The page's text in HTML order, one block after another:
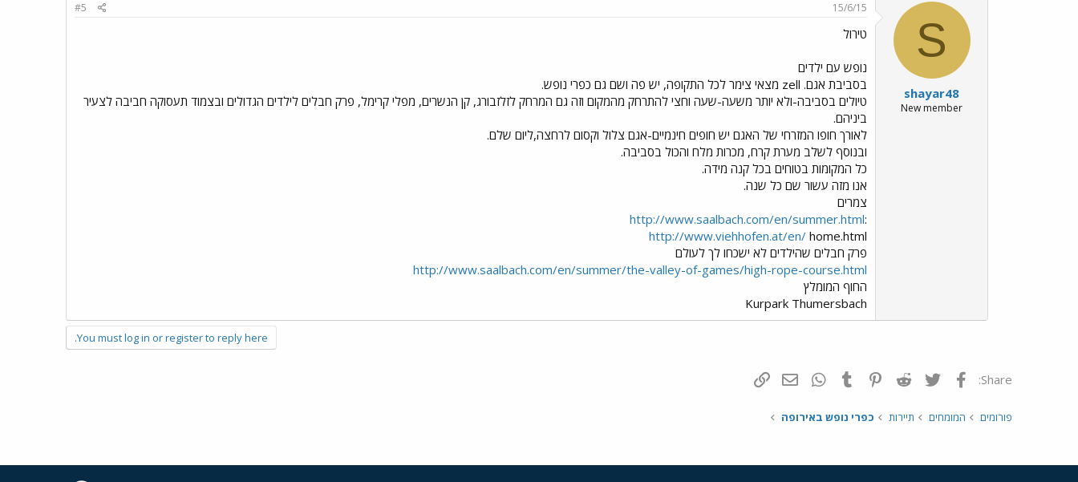
S
shayar48
New member
15/6/15
#5
טירול
נופש עם ילדים
בסביבת אגם. zell מצאי צימר לכל התקופה, יש פה ושם גם כפרי נופש.
טיולים בסביבה-ולא יותר משעה-שעה וחצי להתרחק מהמקום וזה גם המרחק לזלזבורג, קן הנשרים, מפלי קרימל, פרק חבלים לילדים הגדולים ובצמוד תעסוקה חביבה לצעיר
ביניהם.
לאורך חופו המזרחי של האגם יש חופים חינמיים-אגם צלול וקסום לרחצה,ליום שלם.
ובנוסף לשלב מערת קרח, מכרות מלח והכול בסביבה.
כל המקומות בטוחים בכל קנה מידה.
אנו מזה עשור שם כל שנה.
צמרים
:
http://www.saalbach.com/en/summer.html
http://www.viehhofen.at/en/ home.html
פרק חבלים שהילדים לא ישכחו לך לעולם
http://www.saalbach.com/en/summer/the-valley-of-games/high-rope-course.html
החוף המומלץ
Kurpark Thumersbach
You must log in or register to reply here.
Share: פייסבוק Twitter
Reddit
Pinterest
Tumblr
WhatsAppדואר אלקטרוני
פורומים המומחים תיירות כפרי נופש באירופה